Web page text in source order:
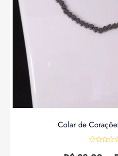
Colar de
0